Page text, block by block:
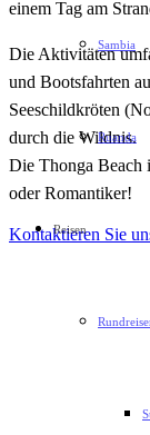
Sambia
Ruanda
Reisen
einem Tag am
Die Aktivitäten
und Bootsfahrten
Seeschildkröten
durch die Wildnis.
Die Thonga Beach
oder Romantiker!
Kontaktieren Sie